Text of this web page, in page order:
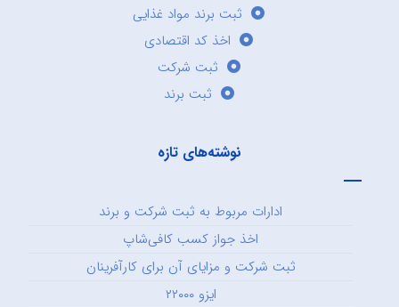
ثبت برند مواد غذایی
اخذ کد اقتصادی
ثبت شرکت
ثبت برند
نوشته‌های تازه
ادارات مربوط به ثبت شرکت و برند
اخذ جواز کسب کافی‌شاپ
ثبت شرکت و مزایای آن برای کارآفرینان
ایزو ۲۲۰۰۰